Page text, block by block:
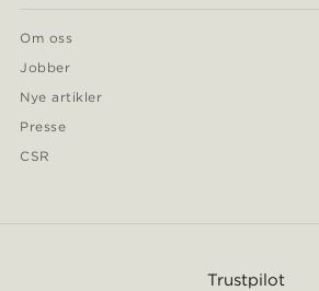
Om oss
Jobber
Nye artikler
Presse
CSR
Trustpilot